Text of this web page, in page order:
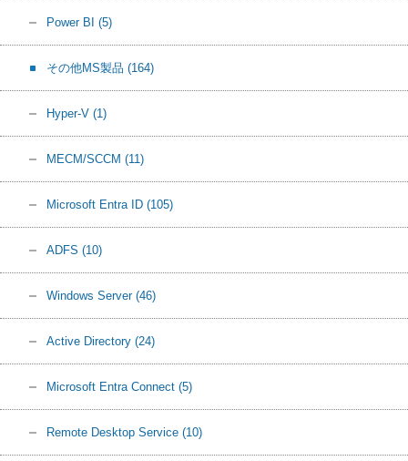
Power BI (5)
その他MS製品 (164)
Hyper-V (1)
MECM/SCCM (11)
Microsoft Entra ID (105)
ADFS (10)
Windows Server (46)
Active Directory (24)
Microsoft Entra Connect (5)
Remote Desktop Service (10)